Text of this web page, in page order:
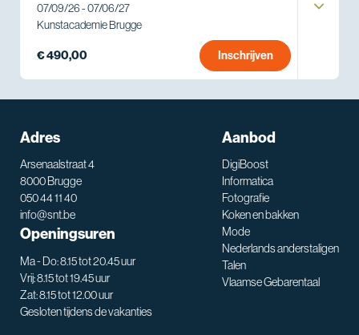
07/09/26 - 07/06/27
Kunstacademie Brugge
€ 490,00 Inschrijven
Adres
Arsenaalstraat 4
8000 Brugge
050 44 11 40
info@snt.be
Openingsuren
Ma - Do: 8.15 tot 20.45 uur
Vrij: 8.15 tot 19.45 uur
Zat: 8.15 tot 12.00 uur
Gesloten tijdens de vakanties
Aanbod
DigiBoost
Informatica
Fotografie
Koken en bakken
Mode
Nederlands anderstaligen
Talen
Vlaamse Gebarentaal